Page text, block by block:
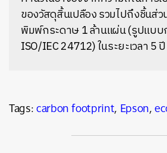
ของวัสดุสิ้นเปลือง รวมไปถึงชิ้นส่ว
พิมพ์กระดาษ 1 ล้านแผ่น (รูปแบ
ISO/IEC 24712) ในระยะเวลา 5 ปี
Tags:carbon footprint, Epson,